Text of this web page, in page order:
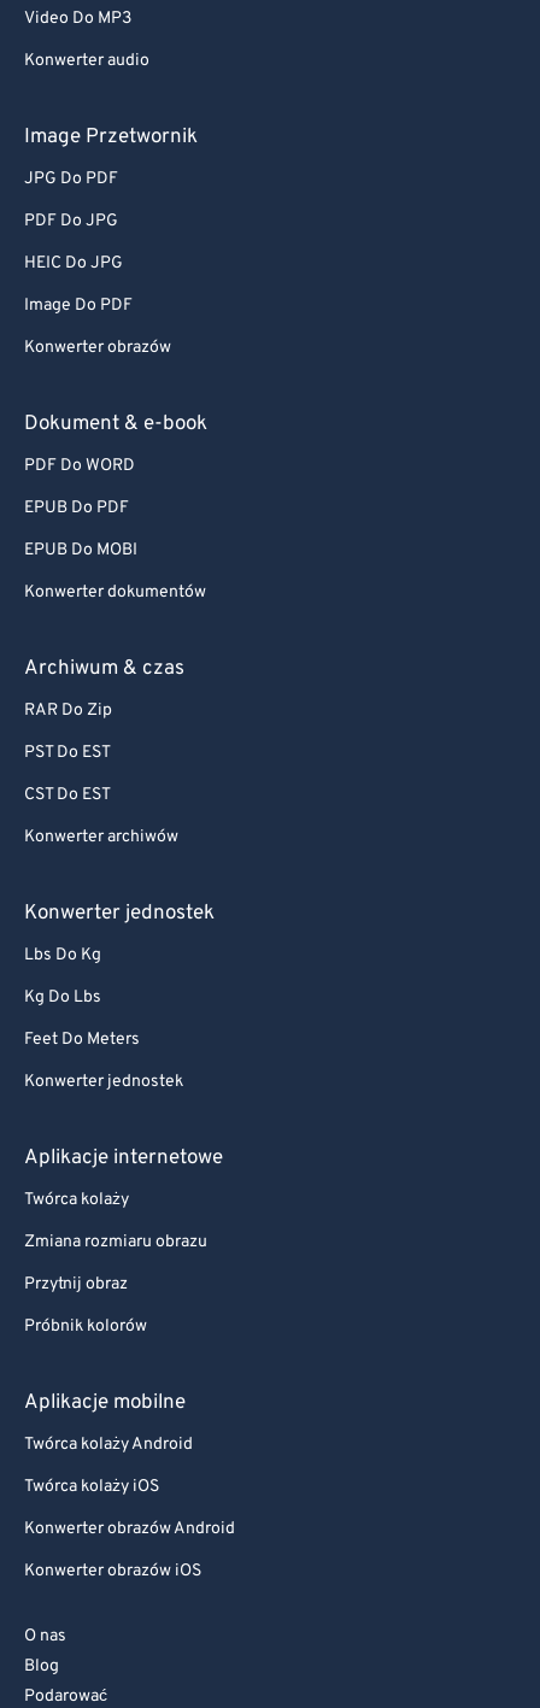
Video Do MP3
Konwerter audio
Image Przetwornik
JPG Do PDF
PDF Do JPG
HEIC Do JPG
Image Do PDF
Konwerter obrazów
Dokument & e-book
PDF Do WORD
EPUB Do PDF
EPUB Do MOBI
Konwerter dokumentów
Archiwum & czas
RAR Do Zip
PST Do EST
CST Do EST
Konwerter archiwów
Konwerter jednostek
Lbs Do Kg
Kg Do Lbs
Feet Do Meters
Konwerter jednostek
Aplikacje internetowe
Twórca kolaży
Zmiana rozmiaru obrazu
Przytnij obraz
Próbnik kolorów
Aplikacje mobilne
Twórca kolaży Android
Twórca kolaży iOS
Konwerter obrazów Android
Konwerter obrazów iOS
O nas
Blog
Podarować